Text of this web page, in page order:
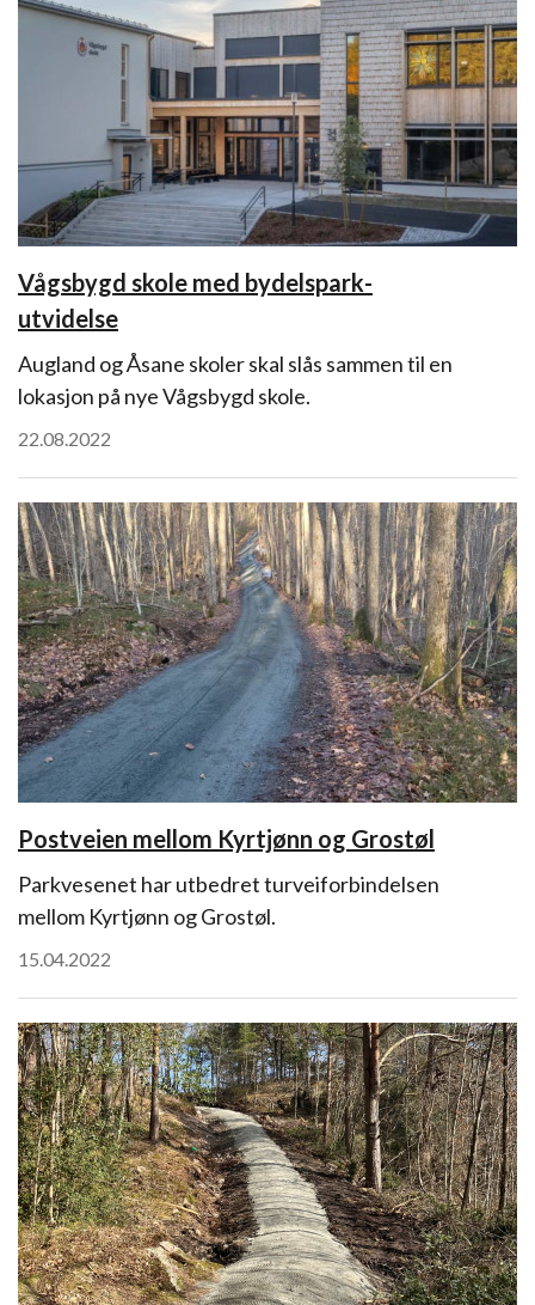
Vågsbygd skole med bydelspark-
utvidelse
Augland og Åsane skoler skal slås sammen til en
lokasjon på nye Vågsbygd skole.
22.08.2022
Postveien mellom Kyrtjønn og Grostøl
Parkvesenet har utbedret turveiforbindelsen
mellom Kyrtjønn og Grostøl.
15.04.2022